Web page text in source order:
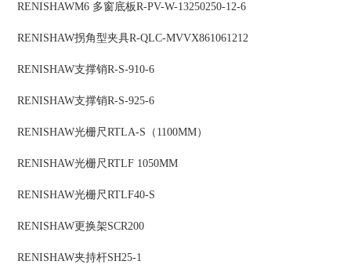
RENISHAWM6 多窗底板R-PV-W-13250250-12-6
RENISHAW拐角型夹具R-QLC-MVVX861061212
RENISHAW支撑销R-S-910-6
RENISHAW支撑销R-S-925-6
RENISHAW光栅尺RTLA-S（1100MM）
RENISHAW光栅尺RTLF 1050MM
RENISHAW光栅尺RTLF40-S
RENISHAW更换架SCR200
RENISHAW夹持杆SH25-1